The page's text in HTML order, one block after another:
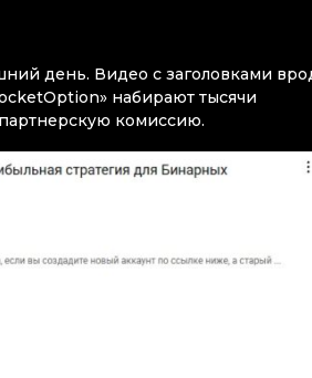
день. Видео с заголовками
набирают тысячи
комиссию.